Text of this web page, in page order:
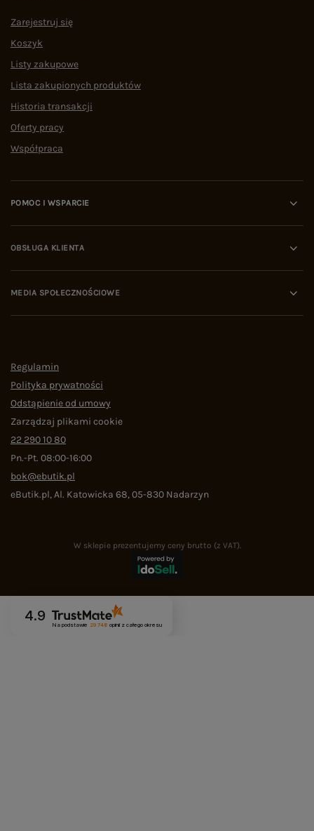
Zarejestruj się
Koszyk
Listy zakupowe
Lista zakupionych produktów
Historia transakcji
Oferty pracy
Współpraca
POMOC I WSPARCIE
OBSŁUGA KLIENTA
MEDIA SPOŁECZNOŚCIOWE
Regulamin
Polityka prywatności
Odstąpienie od umowy
Zarządzaj plikami cookie
22 290 10 80
Pn.-Pt. 08:00-16:00
bok@ebutik.pl
eButik.pl,Al. Katowicka 68,05-830 Nadarzyn
W sklepie prezentujemy ceny brutto (z VAT).
4.9
Na podstawie 29 748 opinii z całego okresu